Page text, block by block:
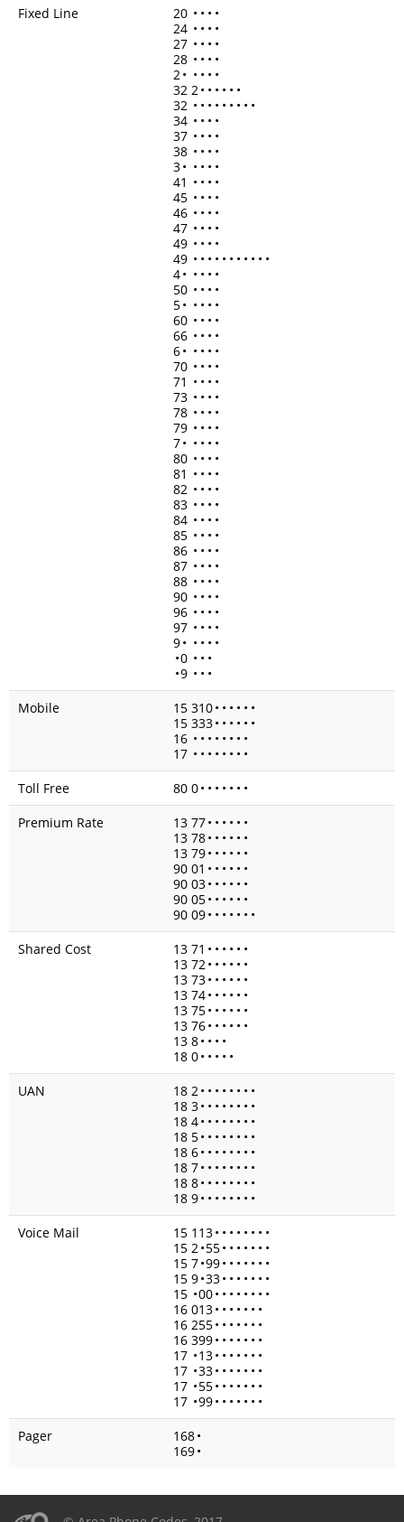
Fixed Line
20 • • • •
24 • • • •
27 • • • •
28 • • • •
2• • • • •
32 2• • • • • •
32 • • • • • • • • •
34 • • • •
37 • • • •
38 • • • •
3• • • • •
41 • • • •
45 • • • •
46 • • • •
47 • • • •
49 • • • •
49 • • • • • • • • • • •
4• • • • •
50 • • • •
5• • • • •
60 • • • •
66 • • • •
6• • • • •
70 • • • •
71 • • • •
73 • • • •
78 • • • •
79 • • • •
7• • • • •
80 • • • •
81 • • • •
82 • • • •
83 • • • •
84 • • • •
85 • • • •
86 • • • •
87 • • • •
88 • • • •
90 • • • •
96 • • • •
97 • • • •
9• • • • •
•0 • • •
•9 • • •
Mobile
15 310• • • • • •
15 333• • • • • •
16 • • • • • • • •
17 • • • • • • • •
Toll Free
80 0• • • • • • •
Premium Rate
13 77• • • • • •
13 78• • • • • •
13 79• • • • • •
90 01 • • • • • •
90 03• • • • • •
90 05• • • • • •
90 09• • • • • • •
Shared Cost
13 71 • • • • • •
13 72• • • • • •
13 73• • • • • •
13 74• • • • • •
13 75• • • • • •
13 76• • • • • •
13 8• • • •
18 0• • • • •
UAN
18 2• • • • • • • •
18 3• • • • • • • •
18 4• • • • • • • •
18 5• • • • • • • •
18 6• • • • • • • •
18 7• • • • • • • •
18 8• • • • • • • •
18 9• • • • • • • •
Voice Mail
15 113• • • • • • • •
15 2•55• • • • • • •
15 7•99• • • • • • •
15 9•33• • • • • • •
15 •00• • • • • • • •
16 013• • • • • • •
16 255• • • • • • •
16 399• • • • • • •
17 •13• • • • • • •
17 •33• • • • • • •
17 •55• • • • • • •
17 •99• • • • • • •
Pager
168•
169•